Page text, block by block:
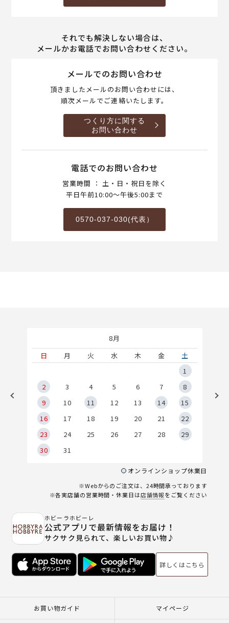
それでも解決しない場合は、
メールかお電話でお問い合わせください。
メールでのお問い合わせ
頂きましたメールのお問い合わせには、
順次メールでご連絡いたします。
つくり方に関する
お問い合わせ
電話でのお問い合わせ
営業時間 ： 土・日・祝日を除く
平日午前10:00～午後5:00まで
0570-037-030(代表）
8月
日
月 火 水 木 金
土
1
2
3 4 5 6 7
8
9
10 11 12 13 14
15
16
17 18 19 20 21
22
23
24 25 26 27 28
29
30
31
オンラインショップ休業日
※Webからのご注文は、24時間承っております
※各実店舗の営業時間・休業日は店舗情報をご覧ください
ホビーラホビーレ
公式アプリで最新情報をお届け！
サクサク見られて、楽しいお買い物♪
詳しくはこちら
お買い物ガイド マイページ